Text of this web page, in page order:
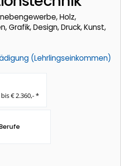
Holz,
Grafik, Design, Druck, Kunst,
(Lehrlingseinkommen)
€ 2.360,- *